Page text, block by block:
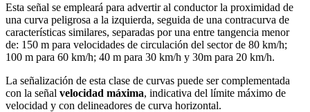
Esta señal se empleará para advertir al conductor la proximidad de
una curva peligrosa a la izquierda, seguida de una contracurva de
características similares, separadas por una entre tangencia menor
de: 150 m para velocidades de circulación del sector de 80 km/h;
100 m para 60 km/h; 40 m para 30 km/h y 30m para 20 km/h.
La señalización de esta clase de curvas puede ser complementada
con la señal velocidad máxima, indicativa del límite máximo de
velocidad y con delineadores de curva horizontal.